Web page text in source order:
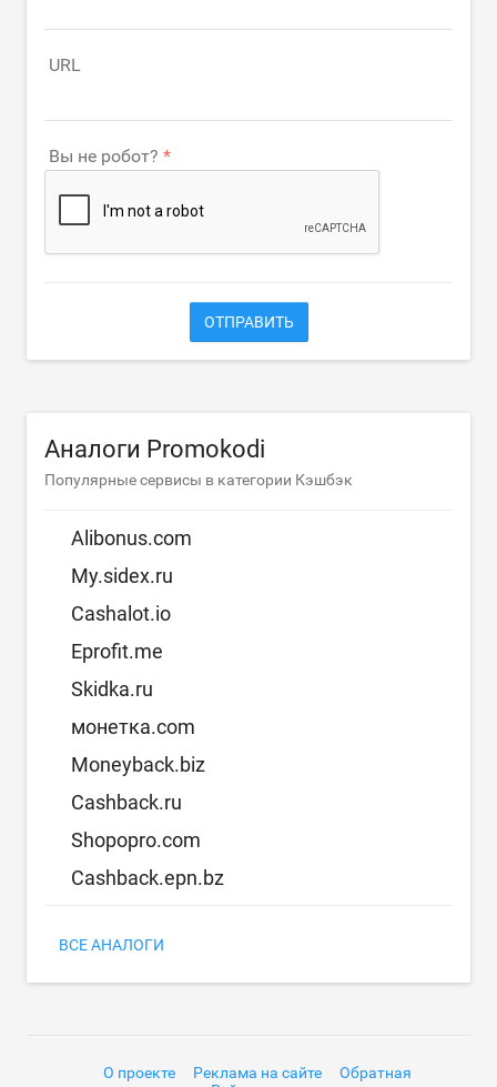
URL
Вы не робот?
ОТПРАВИТЬ
Аналоги Promokodi
Популярные сервисы в категории Кэшбэк
Alibonus.com
My.sidex.ru
Cashalot.io
Eprofit.me
Skidka.ru
монетка.com
Moneyback.biz
Cashback.ru
Shopopro.com
Cashback.epn.bz
ВСЕ АНАЛОГИ
О проекте Реклама на сайте
Обратная